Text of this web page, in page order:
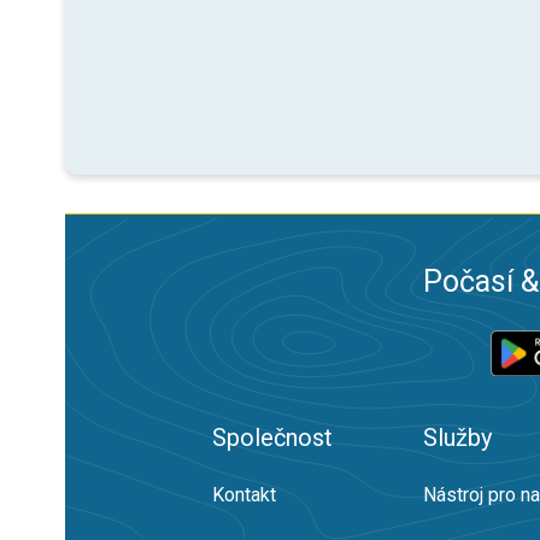
Počasí
Společnost
Kontakt
Služby
Nástroj pro